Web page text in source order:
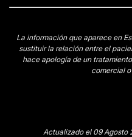
La información que aparece en
sustituir la relación entre el
hace apología de un
comercial
Actualizado el 09 Agosto